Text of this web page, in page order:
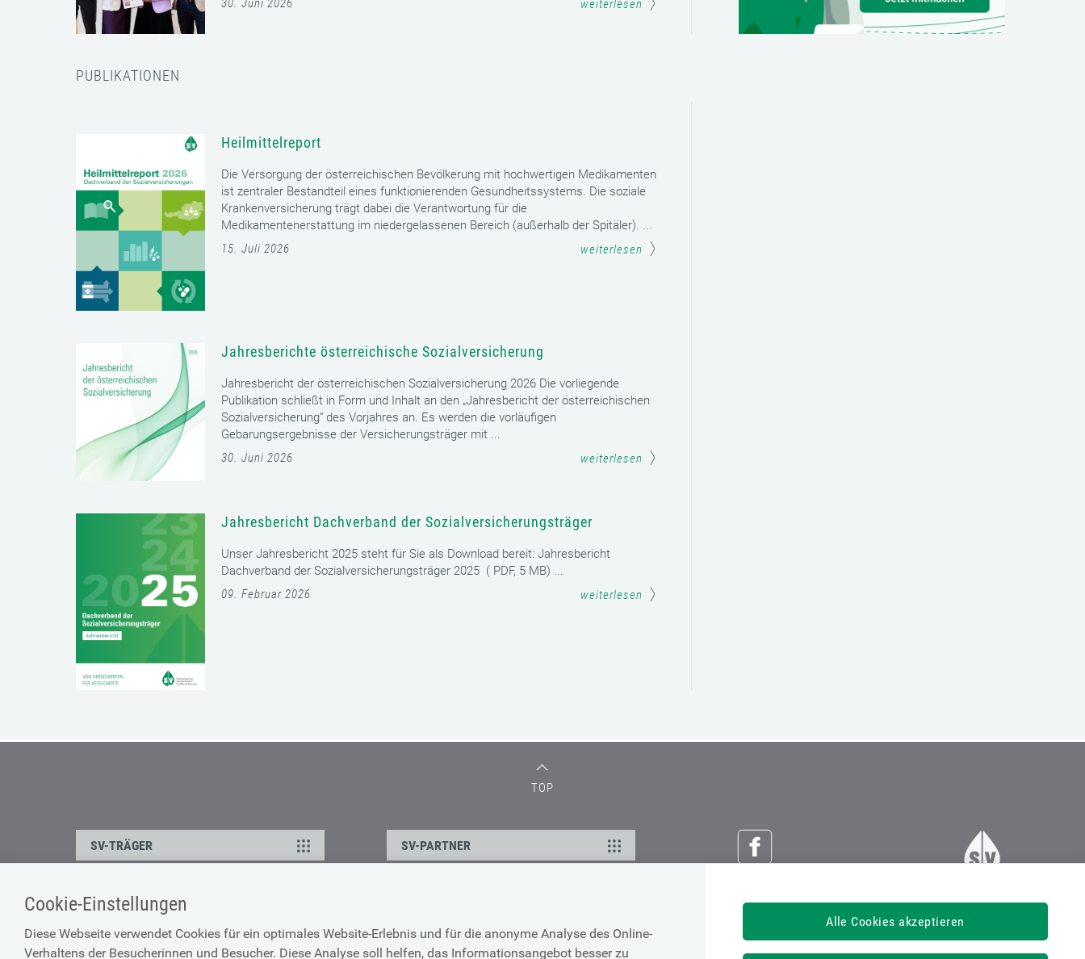
Cookie-Einstellungen
Diese Webseite verwendet Cookies für ein optimales Website-Erlebnis und für die anonyme Analyse des Online-
Verhaltens der Besucherinnen und Besucher. Diese Analyse soll helfen, das Informationsangebot besser zu
Alle Cookies akzeptieren
30. Juni 2026
weiterlesen
PUBLIKATIONEN
Heilmittelreport
Die Versorgung der österreichischen Bevölkerung mit hochwertigen Medikamenten
ist zentraler Bestandteil eines funktionierenden Gesundheitssystems. Die soziale
Krankenversicherung trägt dabei die Verantwortung für die
Medikamentenerstattung im niedergelassenen Bereich (außerhalb der Spitäler). ...
15. Juli 2026
weiterlesen
Jahresberichte österreichische Sozialversicherung
Jahresbericht der österreichischen Sozialversicherung 2026 Die vorliegende
Publikation schließt in Form und Inhalt an den „Jahresbericht der österreichischen
Sozialversicherung“ des Vorjahres an. Es werden die vorläufigen
Gebarungsergebnisse der Versicherungsträger mit ...
30. Juni 2026
weiterlesen
Jahresbericht Dachverband der Sozialversicherungsträger
Unser Jahresbericht 2025 steht für Sie als Download bereit: Jahresbericht
Dachverband der Sozialversicherungsträger 2025 ( PDF, 5 MB) ...
09. Februar 2026
weiterlesen
TOP
Österreichische Sozialversicherung
Dachverband der Sozialversicherungsträger
SV-TRÄGER SV-PARTNER
ÜBER UNS
Kontakt
Barrierefreiheitserklärung
Cookie-Erklärung